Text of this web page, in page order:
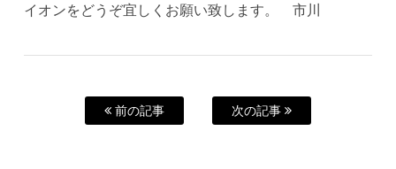
イオンをどうぞ宜しくお願い致します。 市川
前の記事 次の記事